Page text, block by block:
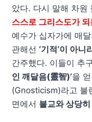
았다. 다시 말해 차원
스스로 그리스도가 되
예수가 십자가에 매
관해선 ‘기적’이 아니
간주했다. 이들이 추
인 깨달음(靈智)’을
(Gnosticism)라고 불
면에서 불교와 상당